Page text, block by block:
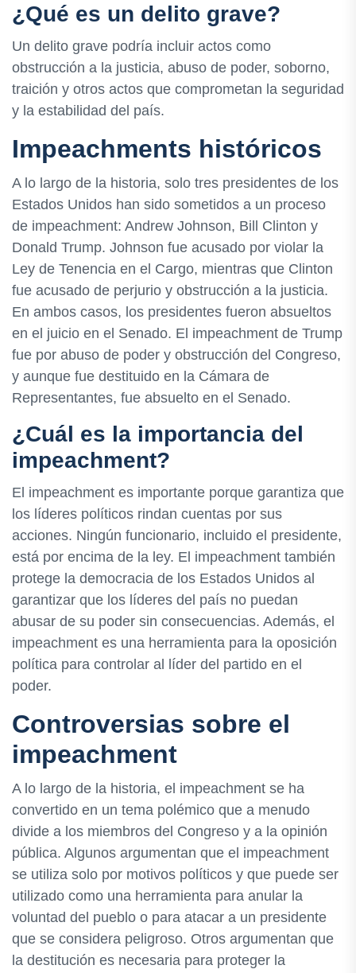
¿Qué es un delito grave?
Un delito grave podría incluir actos como
obstrucción a la justicia, abuso de poder, soborno,
traición y otros actos que comprometan la seguridad
y la estabilidad del país.
Impeachments históricos
A lo largo de la historia, solo tres presidentes de los
Estados Unidos han sido sometidos a un proceso
de impeachment: Andrew Johnson, Bill Clinton y
Donald Trump. Johnson fue acusado por violar la
Ley de Tenencia en el Cargo, mientras que Clinton
fue acusado de perjurio y obstrucción a la justicia.
En ambos casos, los presidentes fueron absueltos
en el juicio en el Senado. El impeachment de Trump
fue por abuso de poder y obstrucción del Congreso,
y aunque fue destituido en la Cámara de
Representantes, fue absuelto en el Senado.
¿Cuál es la importancia del
impeachment?
El impeachment es importante porque garantiza que
los líderes políticos rindan cuentas por sus
acciones. Ningún funcionario, incluido el presidente,
está por encima de la ley. El impeachment también
protege la democracia de los Estados Unidos al
garantizar que los líderes del país no puedan
abusar de su poder sin consecuencias. Además, el
impeachment es una herramienta para la oposición
política para controlar al líder del partido en el
poder.
Controversias sobre el
impeachment
A lo largo de la historia, el impeachment se ha
convertido en un tema polémico que a menudo
divide a los miembros del Congreso y a la opinión
pública. Algunos argumentan que el impeachment
se utiliza solo por motivos políticos y que puede ser
utilizado como una herramienta para anular la
voluntad del pueblo o para atacar a un presidente
que se considera peligroso. Otros argumentan que
la destitución es necesaria para proteger la